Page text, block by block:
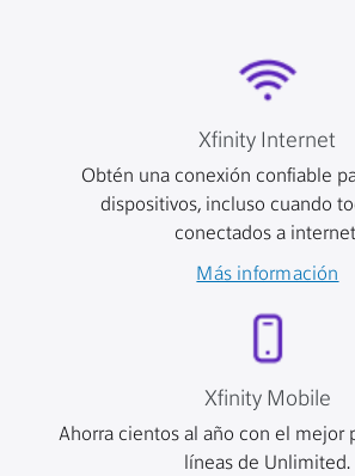
Xfinity Internet
Obtén una conexión confiable
dispositivos, incluso cuando
conectados a
Más información
Xfinity Mobile
Ahorra cientos al año con el mejor
líneas de Unlimited.